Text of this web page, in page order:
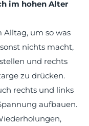
im hohen Alter
Alltag, um so was
nichts macht,
und rechts
zu drücken.
rechts und links
aufbauen.